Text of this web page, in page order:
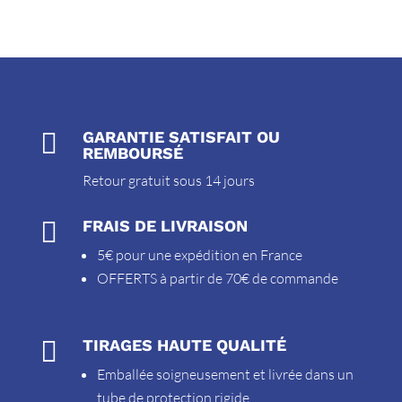

GARANTIE SATISFAIT OU
REMBOURSÉ
Retour gratuit sous 14 jours
 FRAIS DE LIVRAISON
5€ pour une expédition en France
OFFERTS à partir de 70€ de commande
 TIRAGES HAUTE QUALITÉ
Emballée soigneusement et livrée dans un
tube de protection rigide